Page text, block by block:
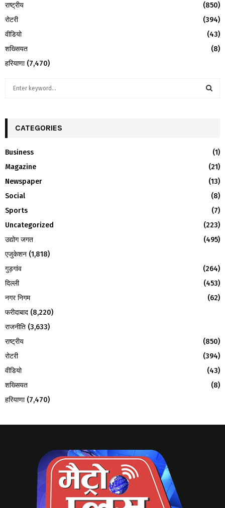
राष्ट्रीय
(850)
रोटरी
(394)
वीडियो
(43)
शख्सियत
(8)
हरियाणा(7,470)
h
o
r
:
R
CATEGORIES
Business
(1)
Magazine
(21)
Newspaper
(13)
Social
(8)
Sports
(7)
Uncategorized
(223)
उद्योग जगत
(495)
एजुकेशन (1,818)
गुड़गांव
(264)
दिल्ली
(453)
नगर निगम
(62)
फरीदाबाद (8,220)
राजनीति (3,633)
राष्ट्रीय
(850)
रोटरी
(394)
वीडियो
(43)
शख्सियत
(8)
हरियाणा(7,470)